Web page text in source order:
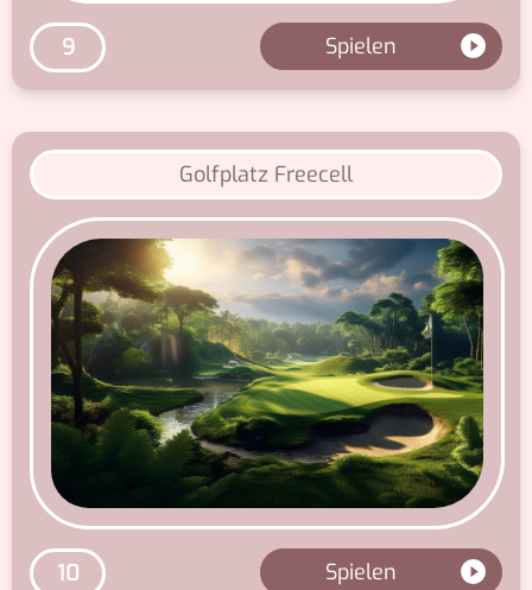
9 Spielen
Golfplatz Freecell
10 Spielen